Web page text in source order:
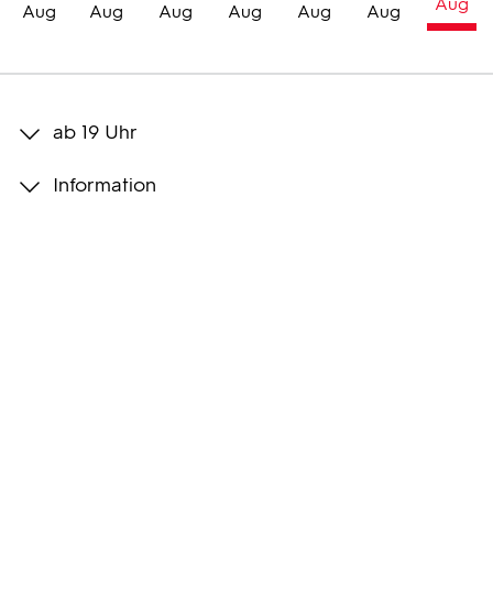
Trailer
Bilder
Aug Aug Aug Aug Aug Aug
ab 19 Uhr
Information